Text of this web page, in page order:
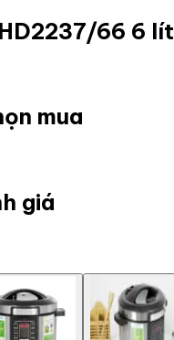
66 6 lít
mua
giá